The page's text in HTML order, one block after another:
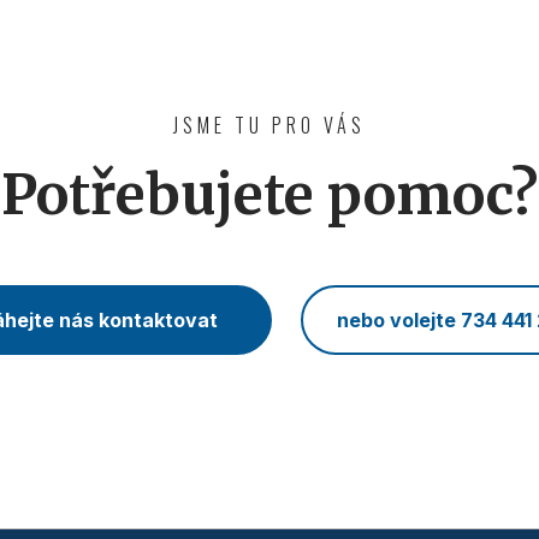
JSME TU PRO VÁS
Potřebujete pomoc?
nás kontaktovat nebo volejte 734 441